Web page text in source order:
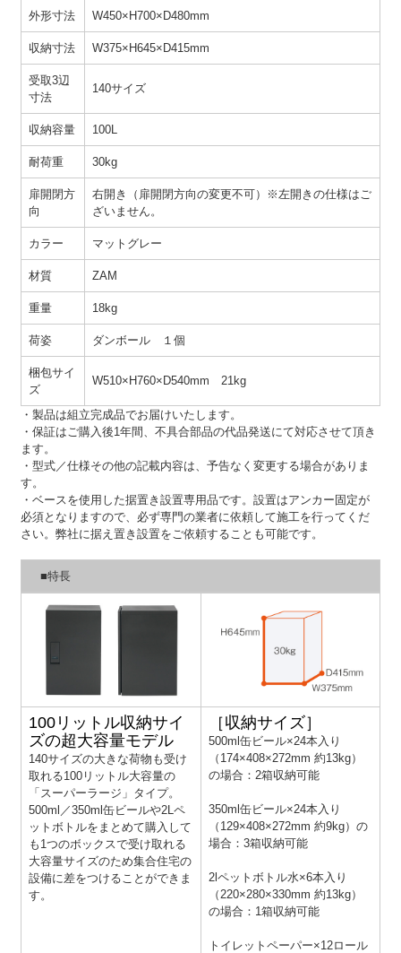
外形寸法 W450×H700×D480mm
収納寸法 W375×H645×D415mm
受取3辺
寸法
140サイズ
収納容量 100L
耐荷重 30kg
扉開閉方
向
右開き（扉開閉方向の変更不可）※左開きの仕様はご
ざいません。
カラー マットグレー
材質 ZAM
重量 18kg
荷姿 ダンボール １個
梱包サイ
ズ
W510×H760×D540mm 21kg
・製品は組立完成品でお届けいたします。
・保証はご購入後1年間、不具合部品の代品発送にて対応させて頂き
ます。
・型式／仕様その他の記載内容は、予告なく変更する場合がありま
す。
・ベースを使用した据置き設置専用品です。設置はアンカー固定が
必須となりますので、必ず専門の業者に依頼して施工を行ってくだ
さい。弊社に据え置き設置をご依頼することも可能です。
■特長
100リットル収納サイ
ズの超大容量モデル
140サイズの大きな荷物も受け
取れる100リットル大容量の
「スーパーラージ」タイプ。
500ml／350ml缶ビールや2Lペ
ットボトルをまとめて購入して
も1つのボックスで受け取れる
大容量サイズのため集合住宅の
設備に差をつけることができま
す。
［収納サイズ］
500ml缶ビール×24本入り
（174×408×272mm 約13kg）
の場合：2箱収納可能
350ml缶ビール×24本入り
（129×408×272mm 約9kg）の
場合：3箱収納可能
2lペットボトル水×6本入り
（220×280×330mm 約13kg）
の場合：1箱収納可能
トイレットペーパー×12ロール